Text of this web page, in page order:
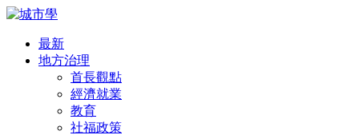
最新
地方治理
首長觀點
經濟就業
教育
社福政策